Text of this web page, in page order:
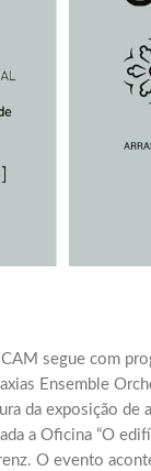
segue com
Ensemble
da exposição de
a Oficina “O
O evento